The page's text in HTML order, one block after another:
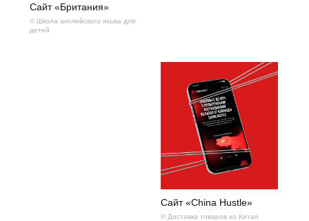
Сайт «China Hustle»
© Доставка товаров из Китая
Сайт «Британия»
© Школа английского языка для
детей